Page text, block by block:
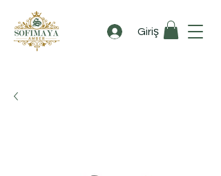
Giriş